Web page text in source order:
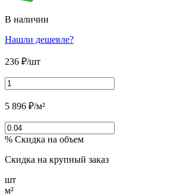
В наличии
Нашли дешевле?
236 ₽/шт
5 896 ₽/м²
% Скидка на объем
Скидка на крупный заказ
шт
м²